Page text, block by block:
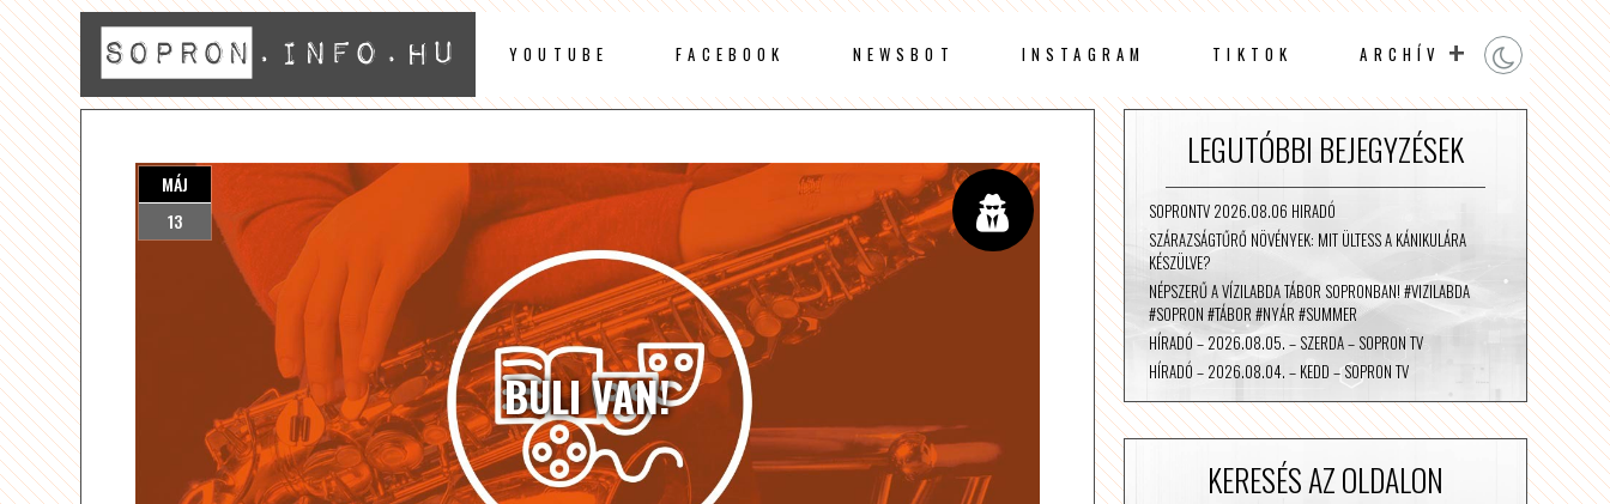
YOUTUBE FACEBOOK NEWSBOT INSTAGRAM TIKTOK ARCHÍV
BULI VAN!
MÁJ
13
LEGUTÓBBI BEJEGYZÉSEK
SOPRONTV 2026.08.06 HIRADÓ
SZÁRAZSÁGTŰRŐ NÖVÉNYEK: MIT ÜLTESS A KÁNIKULÁRA
KÉSZÜLVE?
NÉPSZERŰ A VÍZILABDA TÁBOR SOPRONBAN! #VIZILABDA
#SOPRON #TÁBOR #NYÁR #SUMMER
HÍRADÓ – 2026.08.05. – SZERDA – SOPRON TV
HÍRADÓ – 2026.08.04. – KEDD – SOPRON TV
KERESÉS AZ OLDALON